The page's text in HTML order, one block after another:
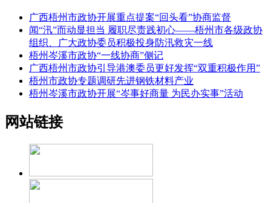
广西梧州市政协开展重点提案“回头看”协商监督
闻“汛”而动显担当 履职尽责践初心——梧州市各级政协
组织、广大政协委员积极投身防汛救灾一线
梧州岑溪市政协“一线协商”侧记
广西梧州市政协引导港澳委员更好发挥“双重积极作用”
梧州市政协专题调研先进钢铁材料产业
梧州岑溪市政协开展“岑事好商量 为民办实事”活动
网站链接